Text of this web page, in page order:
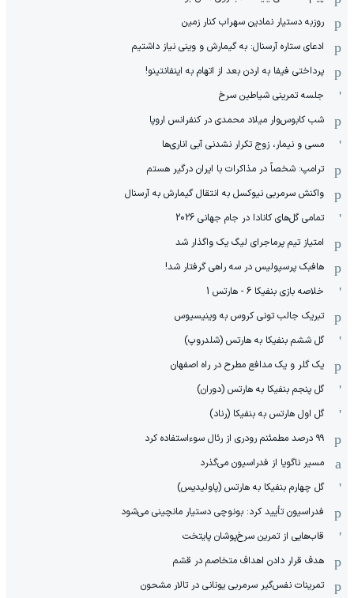
روزبه دستیار نمادین سهراب کنار زمین
ادعای ستاره آرسنال: به گیمارش و وینی نیاز داشتیم
پرداختی فیفا به اردن بعد از اتهام به اینفانتینو!
جلسه تمرینی شیاطین سرخ
شب کابوس‌وار میلاد محمدی در کنفرانس اروپا
مسی و نیمار، زوج تکرار نشدنی آبی اناری‌ها
ترامپ: شخصاً در مذاکرات با ایران درگیر هستم
واکنش سرمربی نیوکسل به انتقال گیمارش به آرسنال
تمامی گل‌های کانادا در جام جهانی 2026
امتیاز تیم پرماجرای لیگ یک واگذار شد
هافبک پرسپولیس در سه راهی گرفتار شد!
خلاصه بازی بنفیکا 6 - هارتس 1
تبریک جالب تونی کروس به وینیسیوس
گل ششم بنفیکا به هارتس (شلدروپ)
یک گلر و یک مدافع مطرح در راه اصفهان
گل پنجم بنفیکا به هارتس (دوران)
گل اول هارتس به بنفیکا (رناد)
۹۹ درصد مطمئنم رودری از رئال سوءاستفاده کرد
مسیر ناگویا از فدراسیون می‌گذرد
گل چهارم بنفیکا به هارتس (پاولیدیس)
فدراسیون تأیید کرد: بونوچی دستیار مانچینی می‌شود
قاب‌هایی از تمرین سرخ‌پوشان پایتخت
هدف قرار دادن اهداف متخاصم در قشم
‏تمرینات نفس‌گیر سرمربی یونانی در تالار مشحون